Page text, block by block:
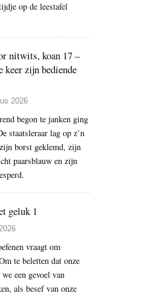
op de leestafel
nitwits, koan 17 –
keer zijn bediende
2026
begon te janken ging
staatsleraar lag op z’n
borst geklemd, zijn
paarsblauw en zijn
geluk 1
vraagt om
te beletten dat onze
een gevoel van
als besef van onze